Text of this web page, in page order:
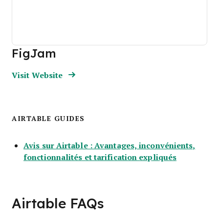
FigJam
Visit WebsiteOpens New Window
AIRTABLE GUIDES
Avis sur Airtable : Avantages, inconvénients,
fonctionnalités et tarification expliquésOpens
Airtable FAQs